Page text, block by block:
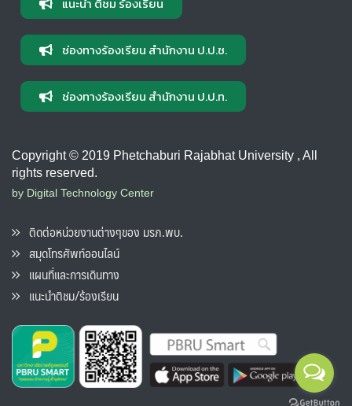
แนะนำ ติชม ร้องเรียน
ช่องทางร้องเรียน สำนักงาน ป.ป.ช.
ช่องทางร้องเรียน สำนักงาน ป.ป.ท.
Copyright © 2019 Phetchaburi Rajabhat University , All
rights reserved.
by Digital Technology Center
ติดต่อหน่วยงานต่างๆของ มรภ.พบ.
สมุดโทรศัพท์ออนไลน์
แผนที่และการเดินทาง
แนะนำติชม/ร้องเรียน